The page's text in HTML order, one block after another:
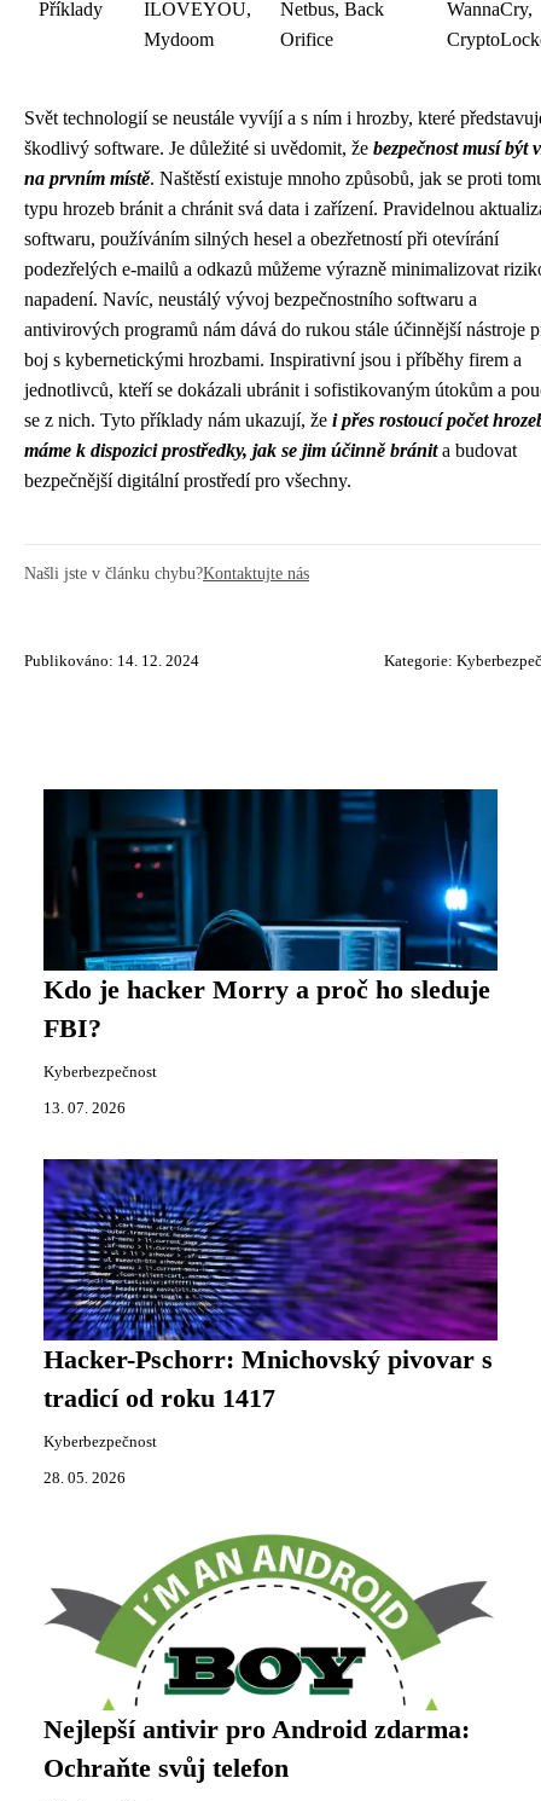
Příklady
ILOVEYOU,
Mydoom
Netbus, Back
Orifice
WannaCry,
Svět technologií se neustále vyvíjí a s ním i hrozby, které
škodlivý software. Je důležité si uvědomit, že bezpečnost musí být
na prvním místě. Naštěstí existuje mnoho způsobů, jak se proti
typu hrozeb bránit a chránit svá data i zařízení. Pravidelnou
softwaru, používáním silných hesel a obezřetností při otevírání
podezřelých e-mailů a odkazů můžeme výrazně minimalizovat
napadení. Navíc, neustálý vývoj bezpečnostního softwaru a
antivirových programů nám dává do rukou stále účinnější nástroje
boj s kybernetickými hrozbami. Inspirativní jsou i příběhy firem a
jednotlivců, kteří se dokázali ubránit i sofistikovaným útokům a
se z nich. Tyto příklady nám ukazují, že i přes rostoucí počet
máme k dispozici prostředky, jak se jim účinně bránita budovat
bezpečnější digitální prostředí pro všechny.
Našli jste v článku chybu?Kontaktujte nás
Publikováno: 14. 12. 2024 Kategorie:
Kdo je hacker Morry a proč ho sleduje
FBI?
Kyberbezpečnost
13. 07. 2026
Hacker-Pschorr: Mnichovský pivovar s
tradicí od roku 1417
Kyberbezpečnost
28. 05. 2026
Nejlepší antivir pro Android zdarma:
Ochraňte svůj telefon